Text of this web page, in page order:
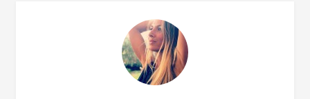
ispirazioni, notizie sui prossimi ritiri ed
esperienze di consapevolezza ed offerte
speciali!